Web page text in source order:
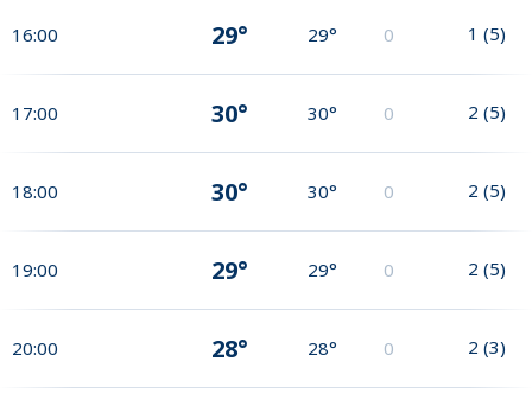
16:00 29° 29° 0 1 (5)
17:00 30° 30° 0 2 (5)
18:00 30° 30° 0 2 (5)
19:00 29° 29° 0 2 (5)
20:00 28° 28° 0 2 (3)